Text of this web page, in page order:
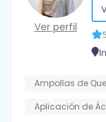
Ver perfil
Ampollas de
Aplicación de